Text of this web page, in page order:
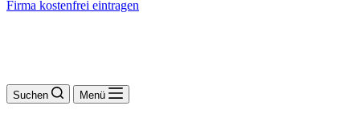
Firma kostenfrei eintragen
Suchen Menü